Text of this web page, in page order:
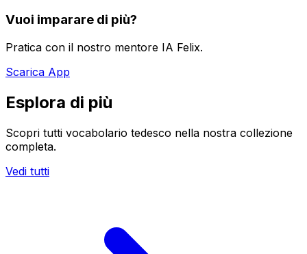
Vuoi imparare di più?
Pratica con il nostro mentore IA Felix.
Scarica App
Esplora di più
Scopri tutti vocabolario tedesco nella nostra collezione
completa.
Vedi tutti